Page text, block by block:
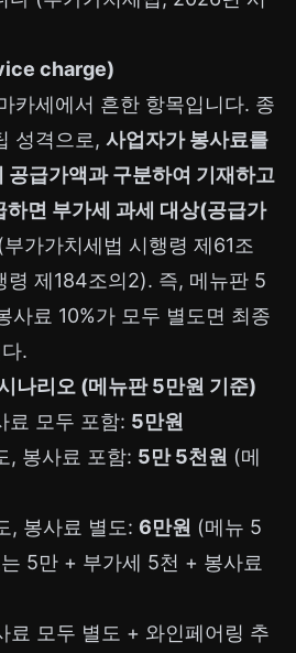
charge)
카세에서 흔한 항목입니다. 종
성격으로, 사업자가 봉사료를
공급가액과 구분하여 기재하고
하면 부가세 과세 대상(공급가
가가치세법 시행령 제61조
령 제184조의2). 즉, 메뉴판 5
사료 10%가 모두 별도면 최종
.
나리오 (메뉴판 5만원 기준)
료 모두 포함: 5만원
, 봉사료 포함: 5만 5천원 (메
, 봉사료 별도: 6만원 (메뉴 5
5만 + 부가세 5천 + 봉사료
료 모두 별도 + 와인페어링 추